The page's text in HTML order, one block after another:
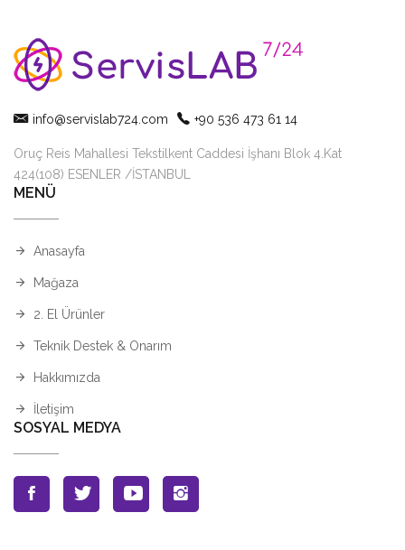
info@servislab724.com +90 536 473 61 14
Oruç Reis Mahallesi Tekstilkent Caddesi İşhanı Blok 4.Kat
424(108) ESENLER /İSTANBUL
MENÜ
Anasayfa
Mağaza
2. El Ürünler
Teknik Destek & Onarım
Hakkımızda
İletişim
SOSYAL MEDYA